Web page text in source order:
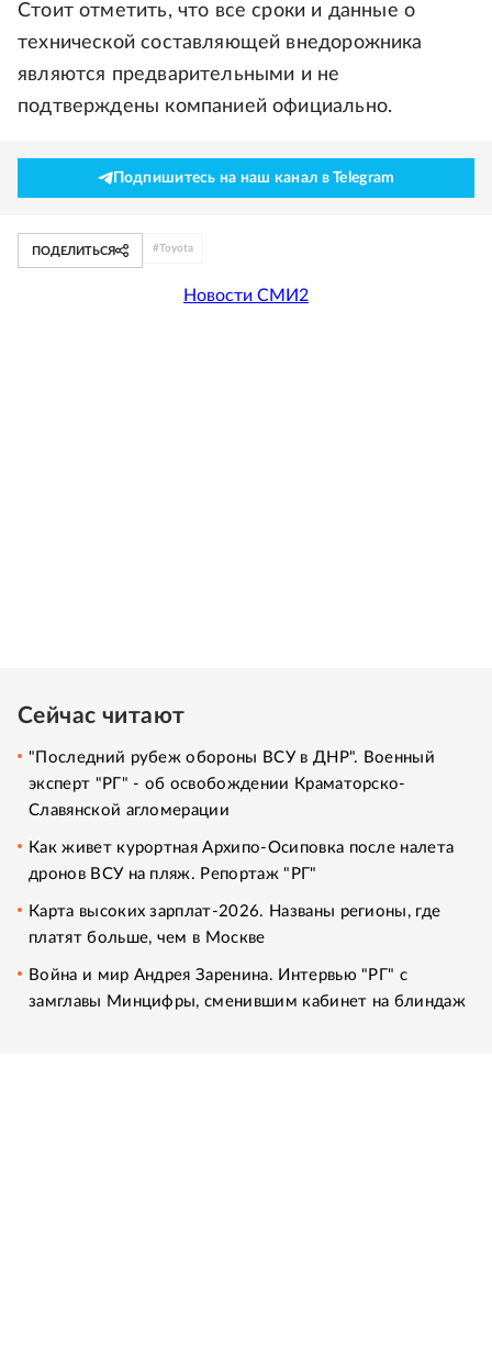
Стоит отметить, что все сроки и данные о
технической составляющей внедорожника
являются предварительными и не
подтверждены компанией официально.
Подпишитесь на наш канал в Telegram
ПОДЕЛИТЬСЯ #Toyota
Новости СМИ2
Сейчас читают
"Последний рубеж обороны ВСУ в ДНР". Военный
эксперт "РГ" - об освобождении Краматорско-
Славянской агломерации
Как живет курортная Архипо-Осиповка после налета
дронов ВСУ на пляж. Репортаж "РГ"
Карта высоких зарплат-2026. Названы регионы, где
платят больше, чем в Москве
Война и мир Андрея Заренина. Интервью "РГ" с
замглавы Минцифры, сменившим кабинет на блиндаж